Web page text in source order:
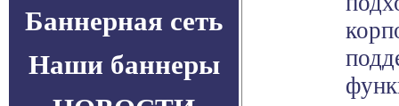
Баннерная сеть
Наши баннеры